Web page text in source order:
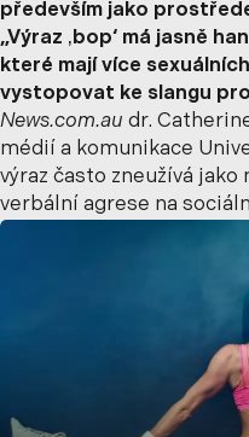
především jako
„Výraz ‚bop‘ má jasně
které mají více
vystopovat ke slangu
News.com.au dr.
médií a komunikace
výraz často zneužívá
verbální agrese na